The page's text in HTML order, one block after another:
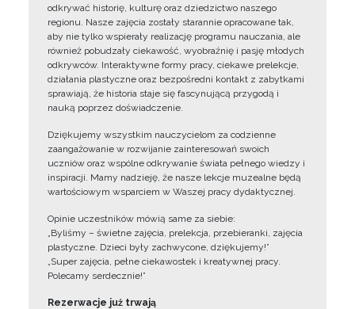
odkrywać historię, kulturę oraz dziedzictwo naszego
regionu. Nasze zajęcia zostały starannie opracowane tak,
aby nie tylko wspierały realizację programu nauczania, ale
również pobudzały ciekawość, wyobraźnię i pasję młodych
odkrywców. Interaktywne formy pracy, ciekawe prelekcje,
działania plastyczne oraz bezpośredni kontakt z zabytkami
sprawiają, że historia staje się fascynującą przygodą i
nauką poprzez doświadczenie.
Dziękujemy wszystkim nauczycielom za codzienne
zaangażowanie w rozwijanie zainteresowań swoich
uczniów oraz wspólne odkrywanie świata pełnego wiedzy i
inspiracji. Mamy nadzieję, że nasze lekcje muzealne będą
wartościowym wsparciem w Waszej pracy dydaktycznej.
Opinie uczestników mówią same za siebie:
„Byliśmy – świetne zajęcia, prelekcja, przebieranki, zajęcia
plastyczne. Dzieci były zachwycone, dziękujemy!”
„Super zajęcia, pełne ciekawostek i kreatywnej pracy.
Polecamy serdecznie!”
Rezerwacje już trwają